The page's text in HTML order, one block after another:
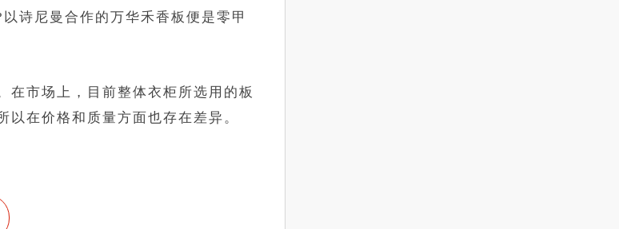
诗尼曼合作的万华禾香板便是零甲
市场上，目前整体衣柜所选用的板
在价格和质量方面也存在差异。